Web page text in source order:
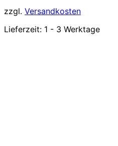
zzgl. Versandkosten
Lieferzeit: 1 - 3 Werktage